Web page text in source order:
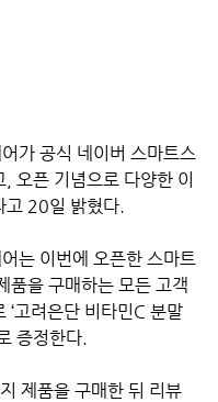
가 공식 네이버 스마트스
오픈 기념으로 다양한 이
고 20일 밝혔다.
는 이번에 오픈한 스마트
품을 구매하는 모든 고객
‘고려은단 비타민C 분말
증정한다.
제품을 구매한 뒤 리뷰